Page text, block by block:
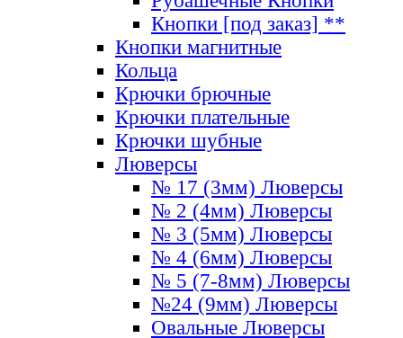
Кнопки [под заказ] **
Кнопки магнитные
Кольца
Крючки брючные
Крючки плательные
Крючки шубные
Люверсы
№ 17 (3мм) Люверсы
№ 2 (4мм) Люверсы
№ 3 (5мм) Люверсы
№ 4 (6мм) Люверсы
№ 5 (7-8мм) Люверсы
№24 (9мм) Люверсы
Овальные Люверсы